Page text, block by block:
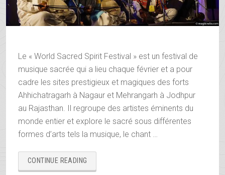
Le « World Sacred Spirit Festival » est un festival de
musique sacrée qui a lieu chaque février et a pour
cadre les sites prestigieux et magiques des forts
Ahhichatragarh à Nagaur et Mehrangarh à Jodhpur
au Rajasthan. Il regroupe des artistes éminents du
monde entier et explore le sacré sous différentes
formes d’arts tels la musique, le chant …
CONTINUE READING
DE